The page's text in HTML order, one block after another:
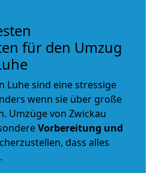
für den Umzug
Luhe sind eine stressige
wenn sie über große
Umzüge von Zwickau
Vorbereitung und
dass alles